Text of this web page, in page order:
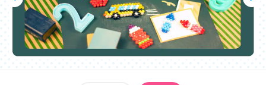
Vídeo
Para os Pais